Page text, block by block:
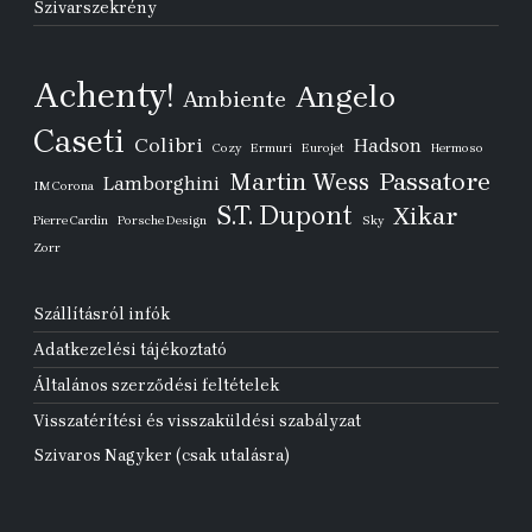
Szivarszekrény
Achenty! Ambiente Angelo
Caseti Colibri Cozy Ermuri Eurojet Hadson Hermoso
IM Corona Lamborghini Martin Wess Passatore
Pierre Cardin Porsche Design S.T. Dupont Sky Xikar
Zorr
Szállításról infók
Adatkezelési tájékoztató
Általános szerződési feltételek
Visszatérítési és visszaküldési szabályzat
Szivaros Nagyker (csak utalásra)